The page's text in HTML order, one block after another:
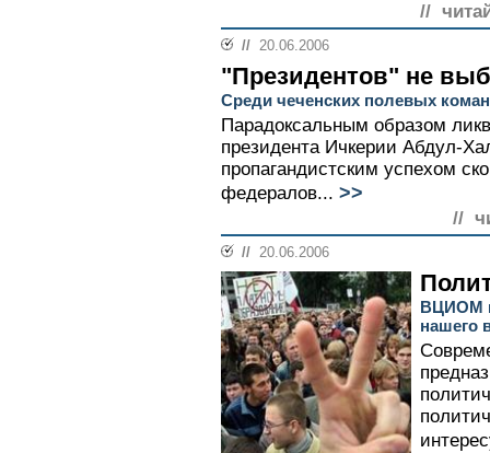
//
// 20.06.2006
"Президентов" не
Среди чеченских полевых
Парадоксальным образом
президента Ичкерии Абдул-
пропагандистским успехом
федералов... >>
//
// 20.06.2006
ВЦИОМ
нашего